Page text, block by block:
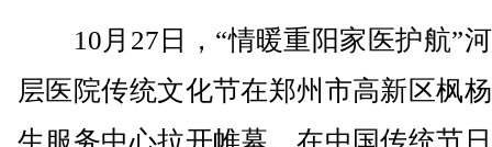
10月27日，“情暖重阳家医护航”
层医院传统文化节在郑州市高新区枫
生服务中心拉开帷幕。在中国传统节